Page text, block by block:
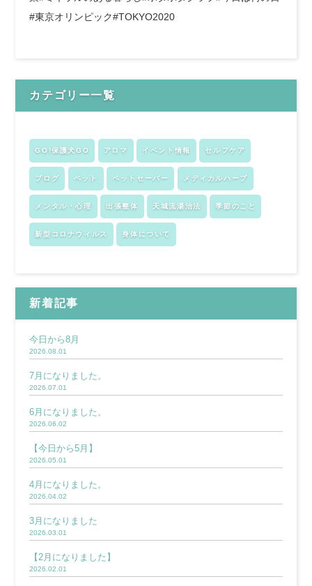
#東京オリンピック#TOKYO2020
カテゴリー一覧
GO!保護犬GO アロマ イベント情報 セルフケア
ブログ ペット ペットセーバー メディカルハーブ
メンタル・心理 出張整体 天城流湯治法 季節のこと
新型コロナウィルス 身体について
新着記事
今日から8月
2026.08.01
7月になりました。
2026.07.01
6月になりました。
2026.06.02
【今日から5月】
2026.05.01
4月になりました。
2026.04.02
3月になりました
2026.03.01
【2月になりました】
2026.02.01